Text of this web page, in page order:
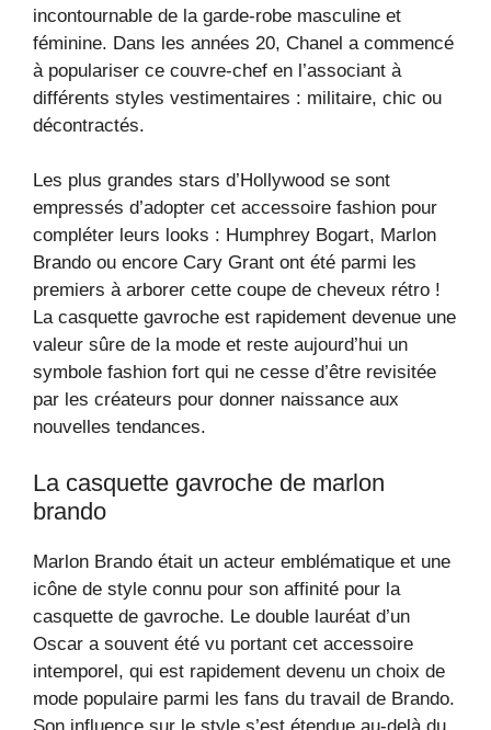
incontournable de la garde-robe masculine et
féminine. Dans les années 20, Chanel a commencé
à populariser ce couvre-chef en l’associant à
différents styles vestimentaires : militaire, chic ou
décontractés.
Les plus grandes stars d’Hollywood se sont
empressés d’adopter cet accessoire fashion pour
compléter leurs looks : Humphrey Bogart, Marlon
Brando ou encore Cary Grant ont été parmi les
premiers à arborer cette coupe de cheveux rétro !
La casquette gavroche est rapidement devenue une
valeur sûre de la mode et reste aujourd’hui un
symbole fashion fort qui ne cesse d’être revisitée
par les créateurs pour donner naissance aux
nouvelles tendances.
La casquette gavroche de marlon
brando
Marlon Brando était un acteur emblématique et une
icône de style connu pour son affinité pour la
casquette de gavroche. Le double lauréat d’un
Oscar a souvent été vu portant cet accessoire
intemporel, qui est rapidement devenu un choix de
mode populaire parmi les fans du travail de Brando.
Son influence sur le style s’est étendue au-delà du